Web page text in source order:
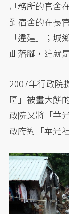
刑務所的官舍
到宿舍的在長
「違建」；
此落腳，這就
2007年行政院
區」被畫大餅
政院又將「華
政府對「華光